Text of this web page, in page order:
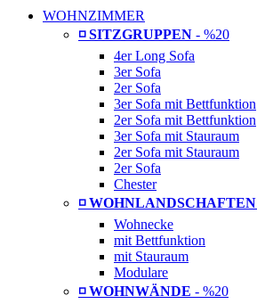
WOHNZIMMER
◽ SITZGRUPPEN - %20
4er Long Sofa
3er Sofa
2er Sofa
3er Sofa mit Bettfunktion
2er Sofa mit Bettfunktion
3er Sofa mit Stauraum
2er Sofa mit Stauraum
2er Sofa
Chester
◽ WOHNLANDSCHAFTEN
Wohnecke
mit Bettfunktion
mit Stauraum
Modulare
◽ WOHNWÄNDE - %20